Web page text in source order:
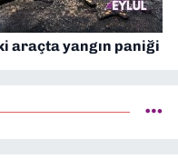
araçta yangın paniği